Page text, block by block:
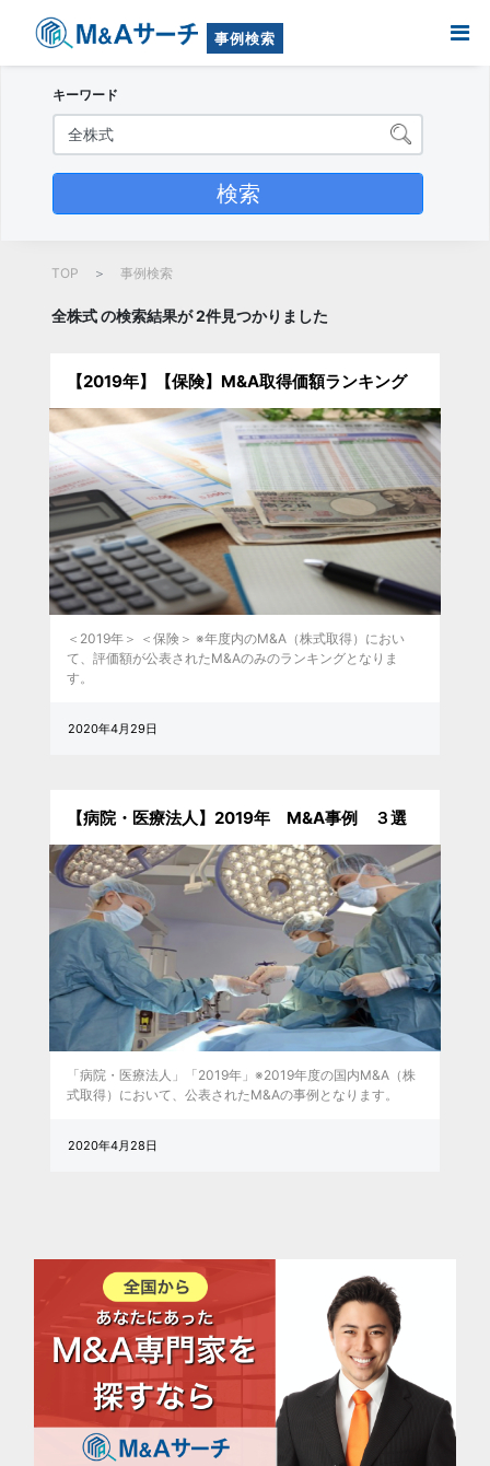
事例検索
キーワード
TOP 事例検索
全株式 の検索結果が 2件見つかりました
【2019年】【保険】M&A取得価額ランキング
＜2019年＞ ＜保険＞ ※年度内のM&A（株式取得）におい
て、評価額が公表されたM&Aのみのランキングとなりま
す。
2020年4月29日
【病院・医療法人】2019年 M&A事例 ３選
「病院・医療法人」「2019年」※2019年度の国内M&A（株
式取得）において、公表されたM&Aの事例となります。
2020年4月28日